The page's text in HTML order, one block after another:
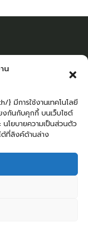
น
มีการใช้งานเทคโนโลยี
กันกับคุกกี้ บนเว็บไซต์
นโยบายความเป็นส่วนตัว
ด้ที่ลิงค์ด้านล่าง
บาดาล จ.ลพบุรี